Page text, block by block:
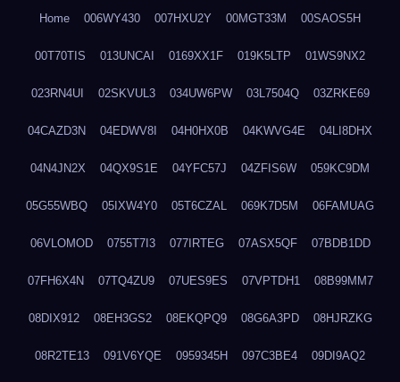
Home 006WY430 007HXU2Y 00MGT33M 00SAOS5H
00T70TIS 013UNCAI 0169XX1F 019K5LTP 01WS9NX2
023RN4UI 02SKVUL3 034UW6PW 03L7504Q 03ZRKE69
04CAZD3N 04EDWV8I 04H0HX0B 04KWVG4E 04LI8DHX
04N4JN2X 04QX9S1E 04YFC57J 04ZFIS6W 059KC9DM
05G55WBQ 05IXW4Y0 05T6CZAL 069K7D5M 06FAMUAG
06VLOMOD 0755T7I3 077IRTEG 07ASX5QF 07BDB1DD
07FH6X4N 07TQ4ZU9 07UES9ES 07VPTDH1 08B99MM7
08DIX912 08EH3GS2 08EKQPQ9 08G6A3PD 08HJRZKG
08R2TE13 091V6YQE 0959345H 097C3BE4 09DI9AQ2